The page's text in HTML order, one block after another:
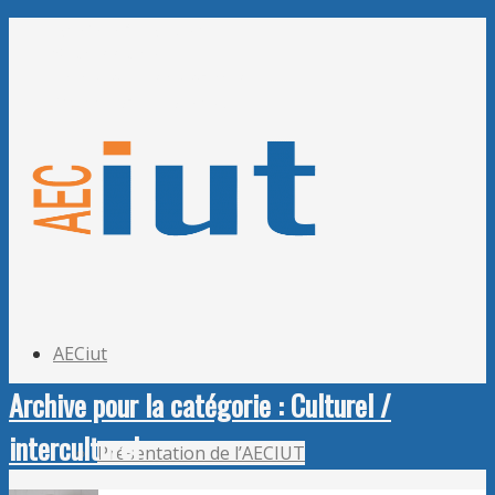
AECiut
Présentation de l’AECIUT
Archive pour la catégorie : Culturel /
interculturel